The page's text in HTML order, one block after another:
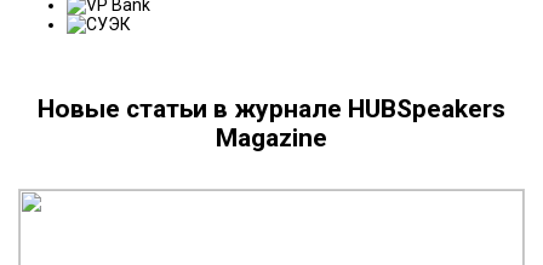
Новые статьи в журнале HUBSpeakers
Magazine